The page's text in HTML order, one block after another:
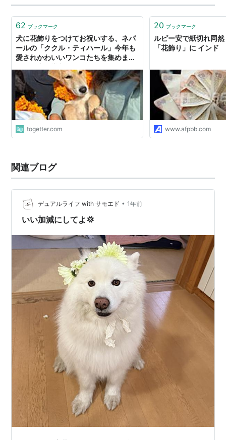
62 ブックマーク
犬に花飾りをつけてお祝いする、ネパ
ールの「ククル・ティハール」今年も
愛されかわいいワンコたちを集めまし
togetter.com
20 ブックマーク
ルピー安で紙切れ同
「花飾り」に インド
www.afpbb.com
関連ブログ
デュアルライフ with サモエド • 1年前
いい加減にしてよ💢